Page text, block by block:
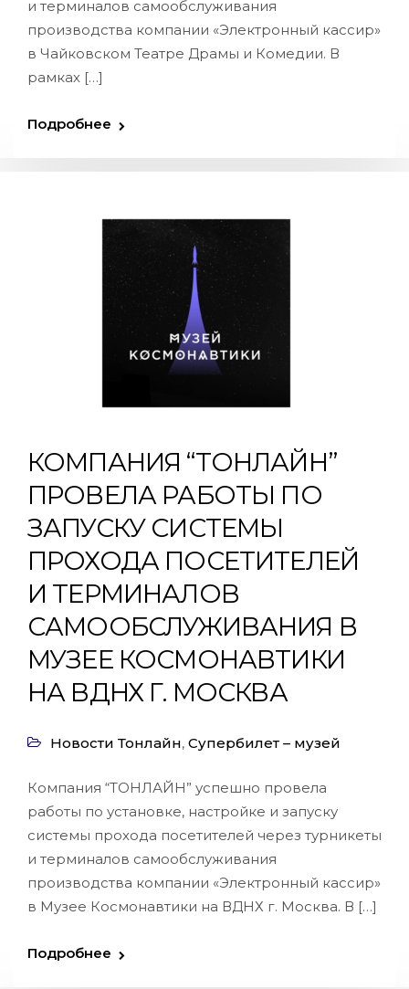
и терминалов самообслуживания
производства компании «Электронный кассир»
в Чайковском Театре Драмы и Комедии. В
рамках […]
Подробнее
КОМПАНИЯ “ТОНЛАЙН”
ПРОВЕЛА РАБОТЫ ПО
ЗАПУСКУ СИСТЕМЫ
ПРОХОДА ПОСЕТИТЕЛЕЙ
И ТЕРМИНАЛОВ
САМООБСЛУЖИВАНИЯ В
МУЗЕЕ КОСМОНАВТИКИ
НА ВДНХ Г. МОСКВА
Новости Тонлайн, Супербилет – музей
Компания “ТОНЛАЙН” успешно провела
работы по установке, настройке и запуску
системы прохода посетителей через турникеты
и терминалов самообслуживания
производства компании «Электронный кассир»
в Музее Космонавтики на ВДНХ г. Москва. В […]
Подробнее